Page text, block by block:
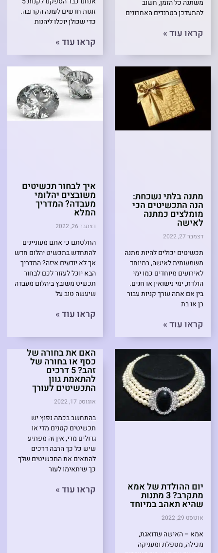
משתנה כל הזמן, חשוב
להתעדכן בטרנדים האחרונים
קראו עוד »
זוגות חדשים לעונה הקרובה.
כדי שכולן יוכלו ליהנות
קראו עוד »
מתנה בלתי נשכחת:
הנה התכשיטים הכי
מומלצים כמתנה
לאישה
דצמבר 27, 2022
תכשיטים יכולים להיות מתנה
משמעותית לאישה, במיוחד
לאירועים מיוחדים כמו ימי
הולדת, ימי נישואין או חגים.
בין אם אתה עורך קניות עבור
בן או בת
קראו עוד »
איך לבחור תכשיטים
משובצים יהלומי
מעבדה? המדריך
המלא
דצמבר 26, 2022
החלטתם כי אתם מעוניינים
להתחדש בתכשיט יהלום חדש
אך לא יודעים איזה? המדריך
הבא יוכל לעזור לכם לבחור
תכשיט משובץ ביהלום מעבדה
שיעשה טוב על
קראו עוד »
יום ההולדת של אמא
מתקרב? 3 מתנות
שהיא תאהב במיוחד
אוגוסט 29, 2022
אמא – האישה שדואגת,
מכילה, מטפלת ומעניקה
האם את בחורה של
כסף או בחורה של
זהב? 5 דרכים
להתאמת גוון
התכשיטים לעורך
אוגוסט 17, 2022
בהתחשב בכמה נפוץ יש
תכשיטים קטנים מדי או
גדולים מדי, אין זה מפתיע
שיש כל כך הרבה דרכים
להתאים את התכשיטים שלך
כך שיתאימו לעור
קראו עוד »